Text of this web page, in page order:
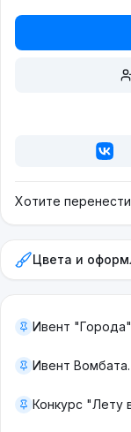
Хотите
Цвета и
Ивент
Ивент
Конкурс "Лету